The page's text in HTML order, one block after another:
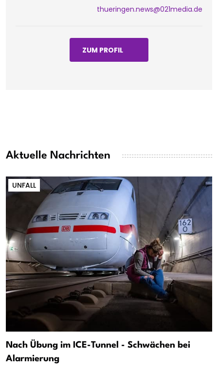
thueringen.news@021media.de
ZUM PROFIL
Aktuelle Nachrichten
UNFALL
Nach Übung im ICE-Tunnel - Schwächen bei
Alarmierung